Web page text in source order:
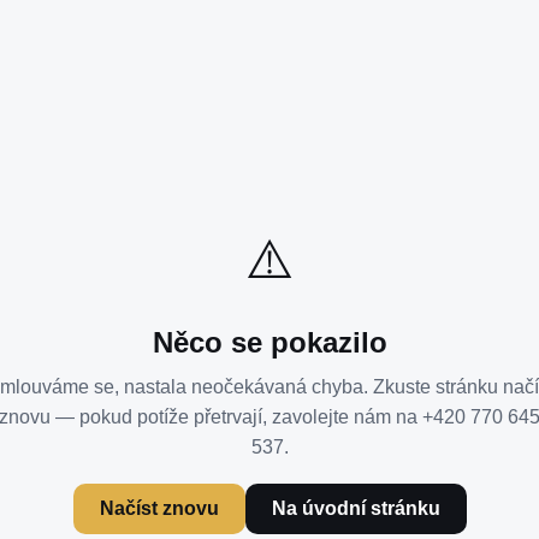
⚠️
Něco se pokazilo
se, nastala neočekávaná chyba. Zkuste stránku
znovu — pokud potíže přetrvají, zavolejte nám na +420 770 645
537.
Načíst znovu Na úvodní stránku